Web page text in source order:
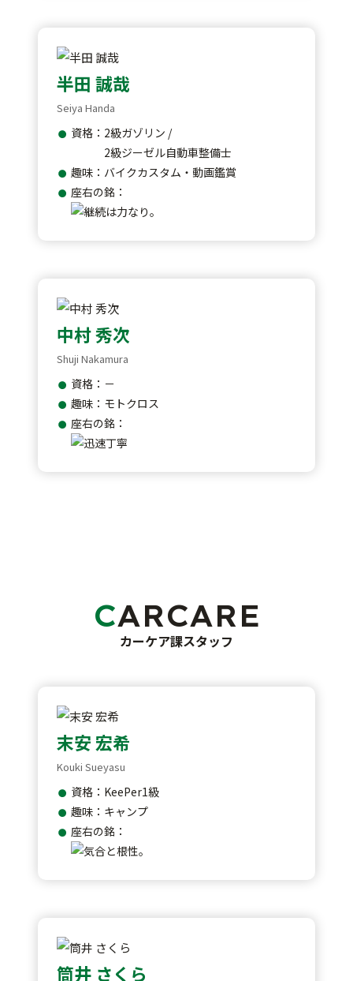
半田 誠哉
Seiya Handa
資格：2級ガゾリン /
2級ジーゼル自動車整備士
趣味：バイクカスタム・動画鑑賞
座右の銘：
中村 秀次
Shuji Nakamura
資格：－
趣味：モトクロス
座右の銘：
CARCARE
カーケア課スタッフ
末安 宏希
Kouki Sueyasu
資格：KeePer1級
趣味：キャンプ
座右の銘：
筒井 さくら